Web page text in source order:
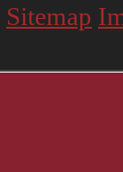
Sitemap